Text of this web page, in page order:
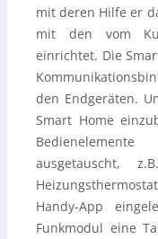
mit deren Hilfe er
mit den vom
einrichtet. Die
den Endgeräten.
Smart Home
ausgetauscht,
Handy-App
Funkmodul eine